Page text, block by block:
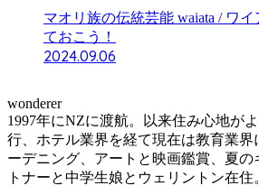
マオリ族の伝統芸能 waiata / ワ
ておこう！
2024.09.06
wonderer
1997年にNZに渡航。以来住み心地が
行、ホテル業界を経て現在は教育業界
ーデニング、アートと映画鑑賞、夏の
トナーと中学生娘とウェリントン在住